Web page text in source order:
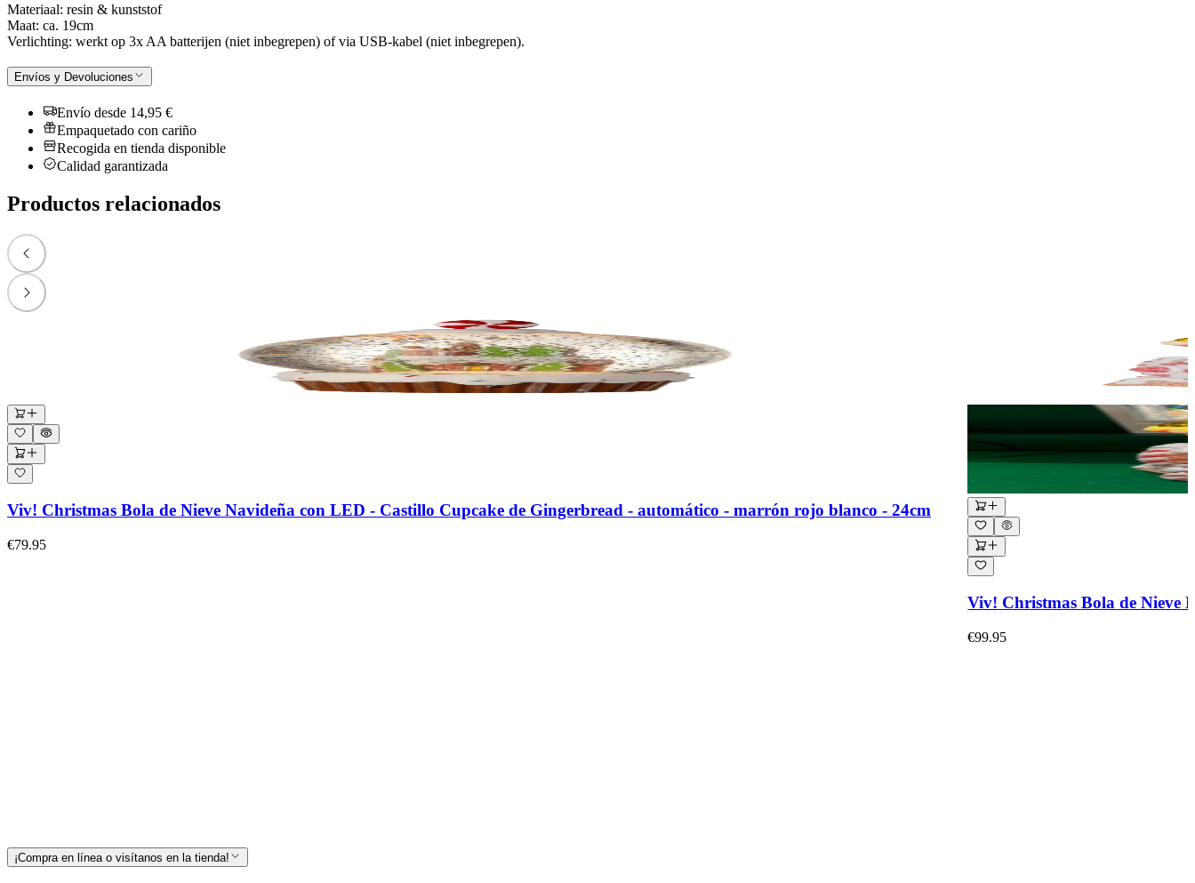
Materiaal: resin & kunststof
Maat: ca. 19cm
Verlichting: werkt op 3x AA batterijen (niet inbegrepen) of via USB-kabel (niet inbegrepen).
Envíos y Devoluciones
Envío desde 14,95 €
Empaquetado con cariño
Recogida en tienda disponible
Calidad garantizada
Productos relacionados
Viv! Christmas Bola de Nieve Navideña con LED - Castillo Cupcake de Gingerbread - automático - marrón rojo blanco - 24cm
€79.95
Viv! Christmas Bola de Nieve
€99.95
¡Compra en línea o visítanos en la tienda!